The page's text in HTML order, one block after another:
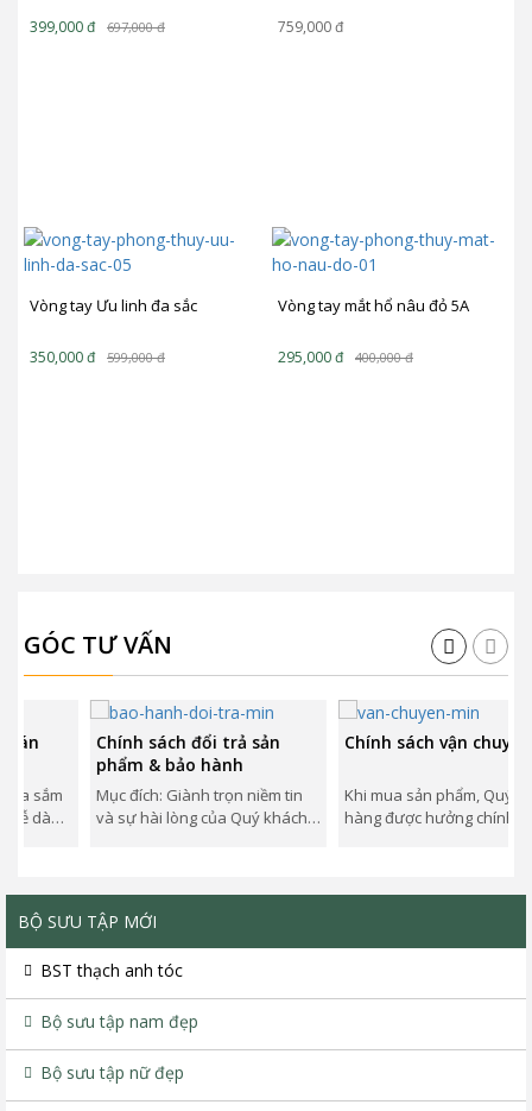
697,000đ
399,000đ 759,000đ
Vòng tay Ưu linh đa sắc
599,000đ
350,000đ
Vòng tay mắt hổ nâu đỏ 5A
400,000đ
295,000đ
GÓC TƯ VẤN
Chính sách đổi trả sản
phẩm & bảo hành
Mục đích: Giành trọn niềm tin
và sự hài lòng của Quý khách
Chính sách vận chuyển
Khi mua sản phẩm, Quý khách
hàng được hưởng chính sách
BỘ SƯU TẬP MỚI
BST thạch anh tóc
Bộ sưu tập nam đẹp
Bộ sưu tập nữ đẹp